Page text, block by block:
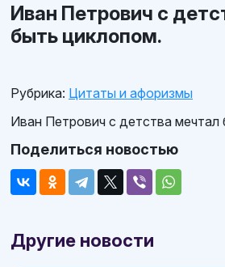
Иван Петрович с
быть циклопом.
Рубрика: Цитаты и афоризмы
Иван Петрович с детства мечтал
Поделиться новостью
Другие новости